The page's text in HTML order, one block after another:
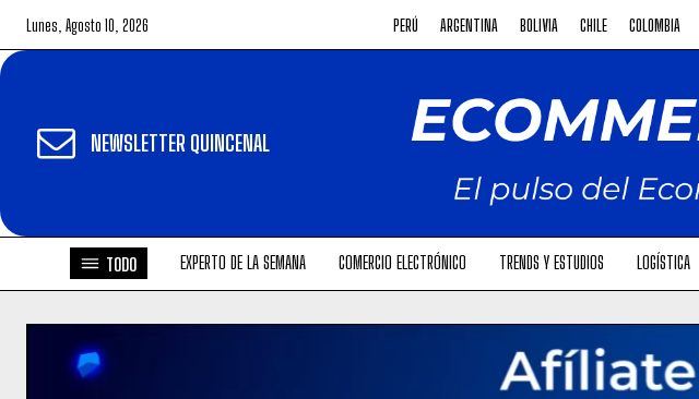
Lunes, Agosto 10, 2026 PERÚ ARGENTINA BOLIVIA CHILE COLOMBIA
NEWSLETTER QUINCENAL
TODO EXPERTO DE LA SEMANA COMERCIO ELECTRÓNICO TRENDS Y ESTUDIOS LOGÍSTICA